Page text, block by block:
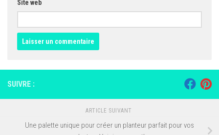
Site web
SUIVRE :
ARTICLE SUIVANT
Une palette unique pour créer un planteur parfait pour vos